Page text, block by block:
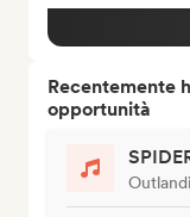
Recentemente
opportunità